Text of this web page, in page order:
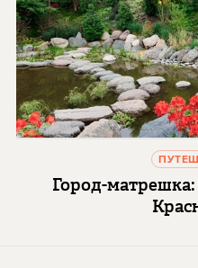
Город-матрешка: